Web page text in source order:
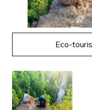
Eco-